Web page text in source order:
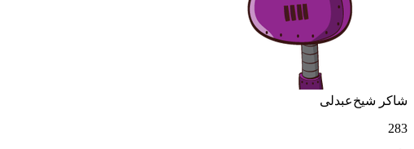
شاکر شیخ‌عبدلی
283